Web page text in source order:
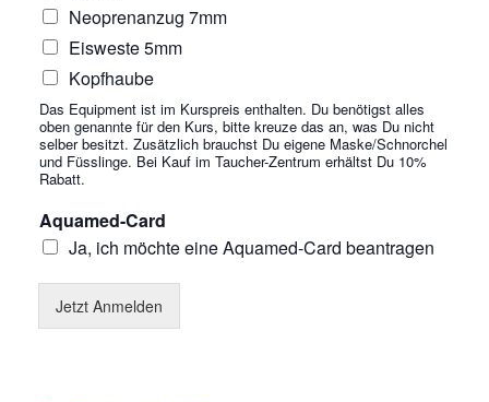
Neoprenanzug 7mm
Eisweste 5mm
Kopfhaube
Das Equipment ist im Kurspreis enthalten. Du benötigst alles
oben genannte für den Kurs, bitte kreuze das an, was Du nicht
selber besitzt. Zusätzlich brauchst Du eigene Maske/Schnorchel
und Füsslinge. Bei Kauf im Taucher-Zentrum erhältst Du 10%
Rabatt.
Aquamed-Card
Ja, ich möchte eine Aquamed-Card beantragen
Jetzt Anmelden